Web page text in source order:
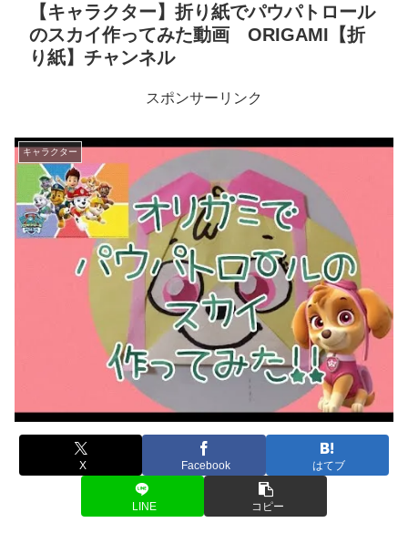
【キャラクター】折り紙でパウパトロール
のスカイ作ってみた動画 ORIGAMI【折
り紙】チャンネル
スポンサーリンク
キャラクター
X Facebook はてブ
LINE コピー